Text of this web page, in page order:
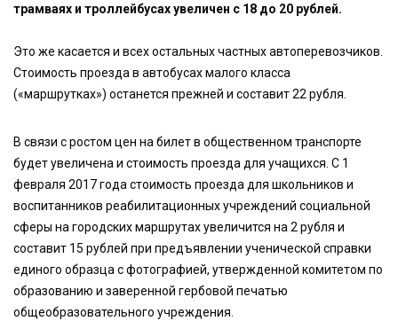
трамваях и троллейбусах увеличен с 18 до 20 рублей.
Это же касается и всех остальных частных автоперевозчиков.
Стоимость проезда в автобусах малого класса
(«маршрутках») останется прежней и составит 22 рубля.
В связи с ростом цен на билет в общественном транспорте
будет увеличена и стоимость проезда для учащихся. С 1
февраля 2017 года стоимость проезда для школьников и
воспитанников реабилитационных учреждений социальной
сферы на городских маршрутах увеличится на 2 рубля и
составит 15 рублей при предъявлении ученической справки
единого образца с фотографией, утвержденной комитетом по
образованию и заверенной гербовой печатью
общеобразовательного учреждения.